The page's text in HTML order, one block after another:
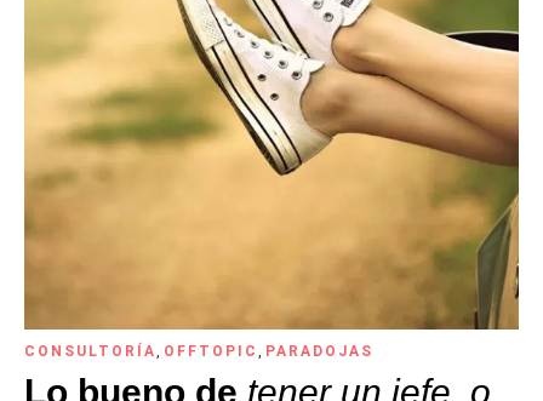
CONSULTORÍA OFFTOPIC PARADOJAS
Lo bueno de tener un jefe, o